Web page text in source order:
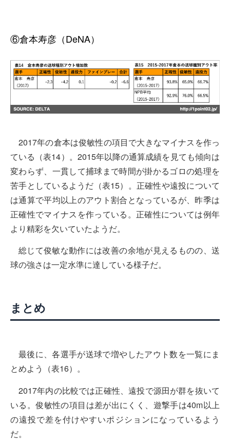
⑥倉本寿彦（DeNA）
2017年の倉本は俊敏性の項目で大きなマイナスを作っ
ている（表14）。2015年以降の通算成績を見ても傾向は
変わらず、一貫して捕球まで時間が掛かるゴロの処理を
苦手としているようだ（表15）。正確性や遠投について
は通算で平均以上のアウト割合となっているが、昨季は
正確性でマイナスを作っている。正確性については例年
より精彩を欠いていたようだ。
総じて俊敏な動作には改善の余地が見えるものの、送
球の強さは一定水準に達している様子だ。
まとめ
最後に、各選手が送球で増やしたアウト数を一覧にま
とめよう（表16）。
2017年内の比較では正確性、遠投で源田が群を抜いて
いる。俊敏性の項目は差が出にくく、遊撃手は40m以上
の遠投で差を付けやすいポジションになっているよう
だ。